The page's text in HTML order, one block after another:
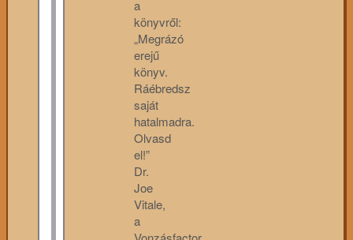
a
könyvről:
„Megrázó
erejű
könyv.
Ráébredsz
saját
hatalmadra.
Olvasd
el!”
Dr.
Joe
Vitale,
a